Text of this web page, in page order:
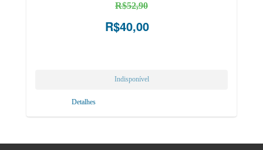
R$52,90
R$40,00
Detalhes